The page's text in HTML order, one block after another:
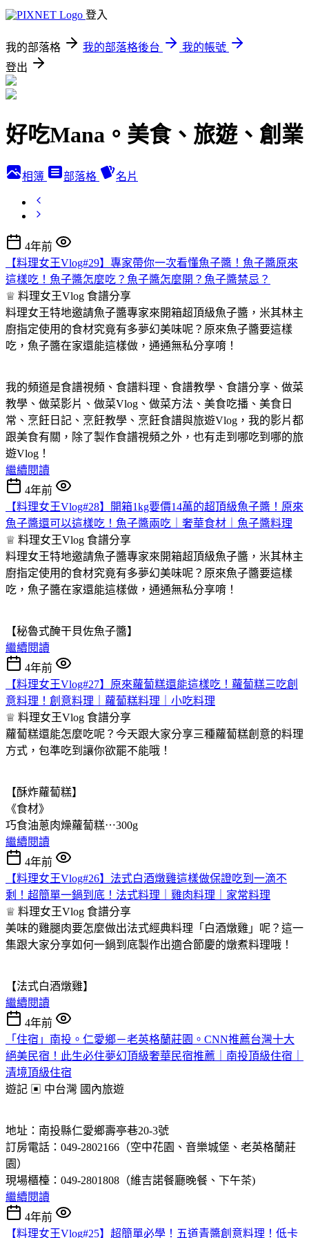
登入
我的部落格 我的部落格後台
我的帳號
登出
好吃Mana。美食、旅遊、創業
相簿 部落格 名片
4年前
【料理女王Vlog#29】專家帶你一次看懂魚子醬！魚子醬原來
這樣吃！魚子醬怎麼吃？魚子醬怎麼開？魚子醬禁忌？
♕ 料理女王Vlog 食譜分享
料理女王特地邀請魚子醬專家來開箱超頂級魚子醬，米其林主
廚指定使用的食材究竟有多夢幻美味呢？原來魚子醬要這樣
吃，魚子醬在家還能這樣做，通通無私分享唷！
我的頻道是食譜視頻、食譜料理、食譜教學、食譜分享、做菜
教學、做菜影片、做菜Vlog、做菜方法、美食吃播、美食日
常、烹飪日記、烹飪教學、烹飪食譜與旅遊Vlog，我的影片都
跟美食有關，除了製作食譜視頻之外，也有走到哪吃到哪的旅
遊Vlog！
繼續閱讀
4年前
【料理女王Vlog#28】開箱1kg要價14萬的超頂級魚子醬！原來
魚子醬還可以這樣吃！魚子醬兩吃｜奢華食材｜魚子醬料理
♕ 料理女王Vlog 食譜分享
料理女王特地邀請魚子醬專家來開箱超頂級魚子醬，米其林主
廚指定使用的食材究竟有多夢幻美味呢？原來魚子醬要這樣
吃，魚子醬在家還能這樣做，通通無私分享唷！
【秘魯式醃干貝佐魚子醬】
繼續閱讀
4年前
【料理女王Vlog#27】原來蘿蔔糕還能這樣吃！蘿蔔糕三吃創
意料理！創意料理｜蘿蔔糕料理｜小吃料理
♕ 料理女王Vlog 食譜分享
蘿蔔糕還能怎麼吃呢？今天跟大家分享三種蘿蔔糕創意的料理
方式，包準吃到讓你欲罷不能哦！
【酥炸蘿蔔糕】
《食材》
巧食油蔥肉燥蘿蔔糕⋯300g
繼續閱讀
4年前
【料理女王Vlog#26】法式白酒燉雞這樣做保證吃到一滴不
剩！超簡單一鍋到底！法式料理｜雞肉料理｜家常料理
♕ 料理女王Vlog 食譜分享
美味的雞腿肉要怎麼做出法式經典料理「白酒燉雞」呢？這一
集跟大家分享如何一鍋到底製作出適合節慶的燉煮料理哦！
【法式白酒燉雞】
繼續閱讀
4年前
「住宿」南投。仁愛鄉－老英格蘭莊園。CNN推薦台灣十大
絕美民宿！此生必住夢幻頂級奢華民宿推薦｜南投頂級住宿｜
清境頂級住宿
遊記 ▣ 中台灣 國內旅遊
地址：南投縣仁愛鄉壽亭巷20-3號
訂房電話：049-2802166（空中花園、音樂城堡、老英格蘭莊
園）
現場櫃檯：049-2801808（維吉諾餐廳晚餐、下午茶)
繼續閱讀
4年前
【料理女王Vlog#25】超簡單必學！五道青醬創意料理！低卡